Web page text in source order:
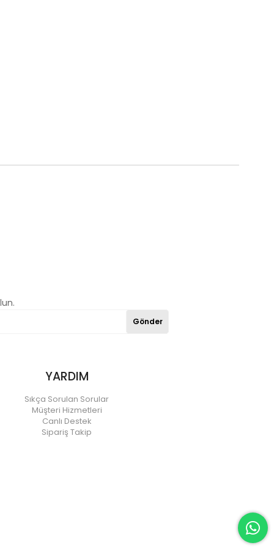
Gönder
YARDIM
Sıkça Sorulan Sorular
Müşteri Hizmetleri
Canlı Destek
Sipariş Takip